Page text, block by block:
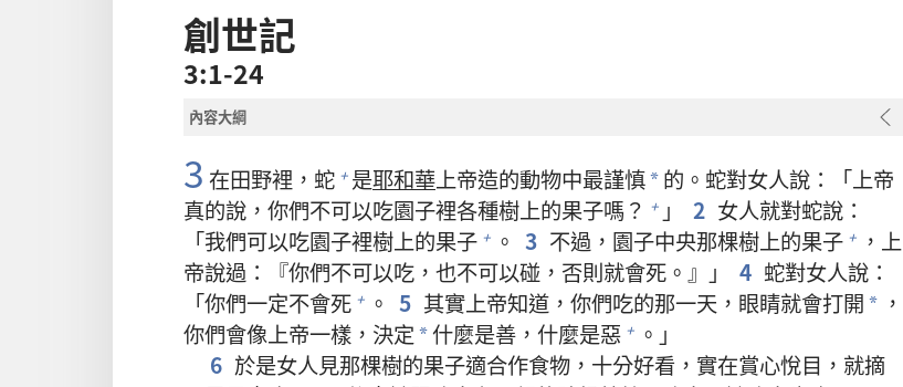
經
卷
創世記
3:1-24
內容大綱
3 在田野裡，蛇 + 是耶和華上帝造的動物中最謹慎* 的。蛇對女人說：「上帝
真的說，你們不可以吃園子裡各種樹上的果子嗎？ + 」 2 女人就對蛇說：
「我們可以吃園子裡樹上的果子 + 。 3 不過，園子中央那棵樹上的果子 + ，上
帝說過：『你們不可以吃，也不可以碰，否則就會死。』」
4 蛇對女人說：
「你們一定不會死 + 。 5 其實上帝知道，你們吃的那一天，眼睛就會打開 * ，
你們會像上帝一樣，決定 *什麼是善，什麼是惡 + 。」
6 於是女人見那棵樹的果子適合作食物，十分好看，實在賞心悅目，就摘